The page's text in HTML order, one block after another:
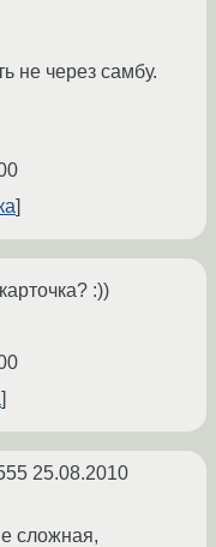
не через самбу.
:))
25.08.2010
сложная,